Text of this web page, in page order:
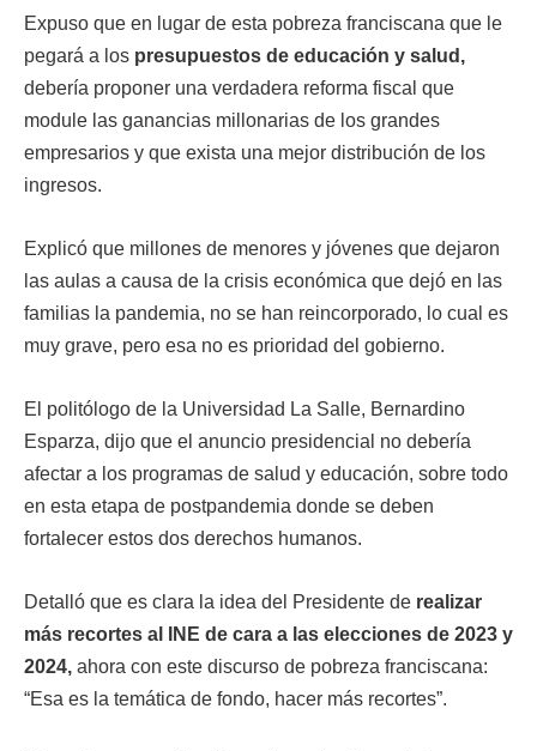
Expuso que en lugar de esta pobreza franciscana que le
pegará a los presupuestos de educación y salud,
debería proponer una verdadera reforma fiscal que
module las ganancias millonarias de los grandes
empresarios y que exista una mejor distribución de los
ingresos.
Explicó que millones de menores y jóvenes que dejaron
las aulas a causa de la crisis económica que dejó en las
familias la pandemia, no se han reincorporado, lo cual es
muy grave, pero esa no es prioridad del gobierno.
El politólogo de la Universidad La Salle, Bernardino
Esparza, dijo que el anuncio presidencial no debería
afectar a los programas de salud y educación, sobre todo
en esta etapa de postpandemia donde se deben
fortalecer estos dos derechos humanos.
Detalló que es clara la idea del Presidente de realizar
más recortes al INE de cara a las elecciones de 2023 y
2024, ahora con este discurso de pobreza franciscana:
“Esa es la temática de fondo, hacer más recortes”.